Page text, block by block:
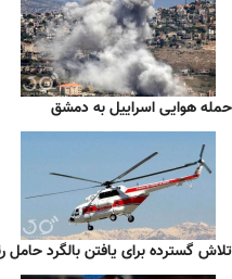
حمله هوایی اسراییل به دمشق
تلاش گسترده برای یافتن بالگرد